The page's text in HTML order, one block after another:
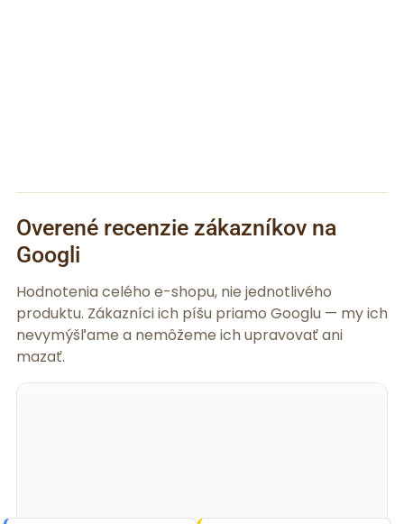
Overené recenzie zákazníkov na
Googli
Hodnotenia celého e-shopu, nie jednotlivého
produktu. Zákazníci ich píšu priamo Googlu — my ich
nevymýšľame a nemôžeme ich upravovať ani
mazať.